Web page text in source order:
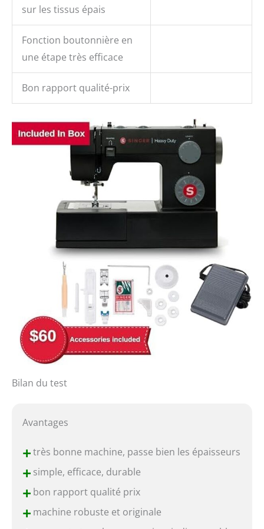
sur les tissus épais
Fonction boutonnière en
une étape très efficace
Bon rapport qualité-prix
Bilan du test
Avantages
+très bonne machine, passe bien les épaisseurs
+simple, efficace, durable
+bon rapport qualité prix
+machine robuste et originale